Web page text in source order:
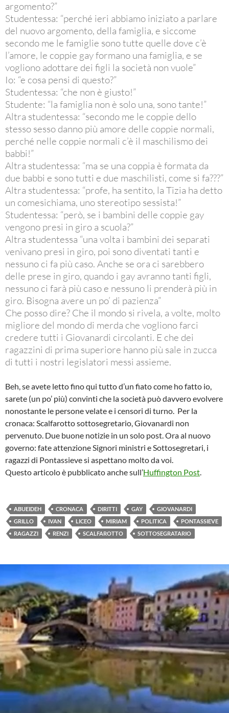
argomento?”
Studentessa: “perché ieri abbiamo iniziato a parlare
del nuovo argomento, della famiglia, e siccome
secondo me le famiglie sono tutte quelle dove c’è
l’amore, le coppie gay formano una famiglia, e se
vogliono adottare dei figli la società non vuole”
Io: “e cosa pensi di questo?”
Studentessa: “che non è giusto!”
Studente: “la famiglia non è solo una, sono tante!”
Altra studentessa: “secondo me le coppie dello
stesso sesso danno più amore delle coppie normali,
perché nelle coppie normali c’è il maschilismo dei
babbi!”
Altra studentessa: “ma se una coppia è formata da
due babbi e sono tutti e due maschilisti, come si fa???”
Altra studentessa: “profe, ha sentito, la Tizia ha detto
un comesichiama, uno stereotipo sessista!”
Studentessa: “però, se i bambini delle coppie gay
vengono presi in giro a scuola?”
Altra studentessa “una volta i bambini dei separati
venivano presi in giro, poi sono diventati tanti e
nessuno ci fa più caso. Anche se ora ci sarebbero
delle prese in giro, quando i gay avranno tanti figli,
nessuno ci farà più caso e nessuno li prenderà più in
giro. Bisogna avere un po’ di pazienza”
Che posso dire? Che il mondo si rivela, a volte, molto
migliore del mondo di merda che vogliono farci
credere tutti i Giovanardi circolanti. E che dei
ragazzini di prima superiore hanno più sale in zucca
di tutti i nostri legislatori messi assieme.
Beh, se avete letto fino qui tutto d’un fiato come ho fatto io,
sarete (un po’ più) convinti che la società può davvero evolvere
nonostante le persone velate e i censori di turno. Per la
cronaca: Scalfarotto sottosegretario, Giovanardi non
pervenuto. Due buone notizie in un solo post. Ora al nuovo
governo: fate attenzione Signori ministri e Sottosegretari, i
ragazzi di Pontassieve si aspettano molto da voi.
Questo articolo è pubblicato anche sull’Huffington Post.
ABUEIDEH CRONACA DIRITTI GAY
GIOVANARDI
GRILLO
IVAN LICEO MIRIAM POLITICA
PONTASSIEVE
RAGAZZI
RENZI SCALFAROTTO SOTTOSEGRATARIO